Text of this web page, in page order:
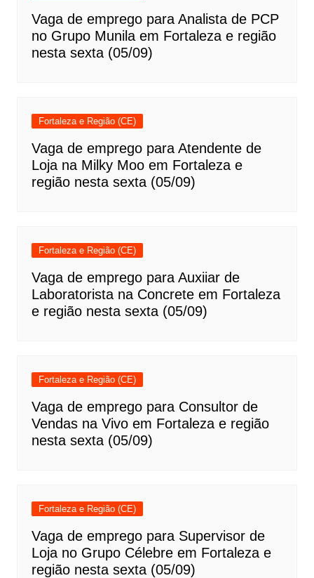
Vaga de emprego para Analista de PCP
no Grupo Munila em Fortaleza e região
nesta sexta (05/09)
Fortaleza e Região (CE)
Vaga de emprego para Atendente de
Loja na Milky Moo em Fortaleza e
região nesta sexta (05/09)
Fortaleza e Região (CE)
Vaga de emprego para Auxiiar de
Laboratorista na Concrete em Fortaleza
e região nesta sexta (05/09)
Fortaleza e Região (CE)
Vaga de emprego para Consultor de
Vendas na Vivo em Fortaleza e região
nesta sexta (05/09)
Fortaleza e Região (CE)
Vaga de emprego para Supervisor de
Loja no Grupo Célebre em Fortaleza e
região nesta sexta (05/09)